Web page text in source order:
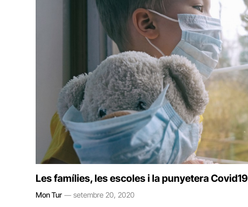
Les famílies, les escoles i la punyetera Covid19
Mon Tur setembre 20, 2020